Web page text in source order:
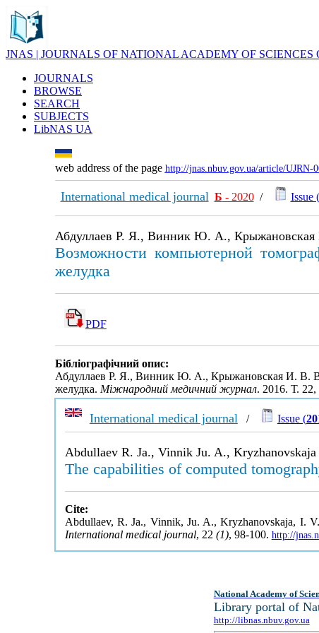
JNAS | JOURNALS OF NATIONAL ACADEMY OF SCIENCES
JOURNALS
BROWSE
SEARCH
SUBJECTS
LibNAS UA
web address of the page http://jnas.nbuv.gov.ua/article/UJRN-
International medical journal Б - 2020/ Issue (
Абдуллаев Р. Я., Винник Ю. А.,
Возможности компьютерной
желудка
PDF
Бібліографічний опис:
Абдуллаев Р. Я., Винник Ю. А., Крыжановская И. В.
желудка. Міжнародний медичний журнал. 2016. Т.
International medical journal / Issue (
Abdullaev R. Ja., Vinnik Ju. A.,
The capabilities of computed
Cite:
Abdullaev, R. Ja., Vinnik, Ju. A., Kryzhanovskaja, I.
International medical journal, 22 (1), 98-100. http://
National Academy of
Library portal of
http://libnas.nbuv.gov.ua